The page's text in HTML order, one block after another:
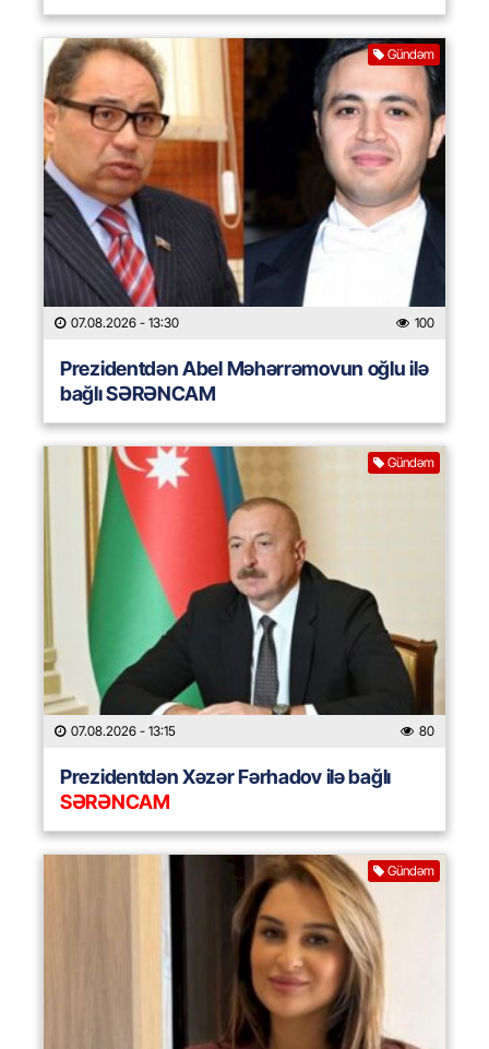
Gündəm
07.08.2026 - 13:30 100
Prezidentdən Abel Məhərrəmovun oğlu ilə
bağlı SƏRƏNCAM
Gündəm
07.08.2026 - 13:15 80
Prezidentdən Xəzər Fərhadov ilə bağlı
SƏRƏNCAM
Gündəm